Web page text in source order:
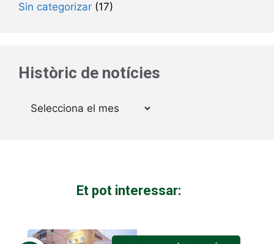
Sin categorizar (17)
Històric de notícies
Arxius
Et pot interessar: